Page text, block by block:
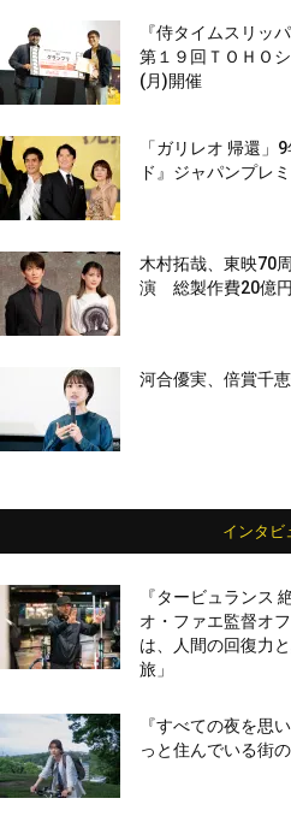
『侍タイムスリッ
第１９回ＴＯＨＯ
(月)開催
「ガリレオ 帰還」
ド』ジャパンプレ
木村拓哉、東映70
演 総製作費20億円
河合優実、倍賞千
インタビ
『タービュランス
オ・ファエ監督オ
は、人間の回復力
旅」
『すべての夜を思
っと住んでいる街